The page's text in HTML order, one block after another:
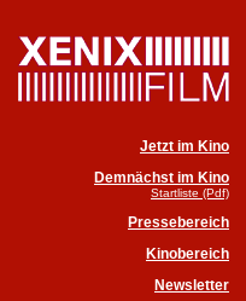
Jetzt im Kino
Demnächst im Kino
Startliste (Pdf)
Pressebereich
Kinobereich
Newsletter